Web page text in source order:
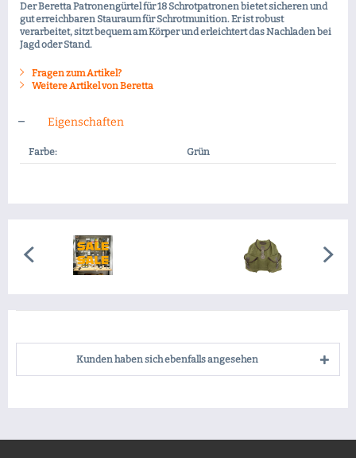
Der Beretta Patronengürtel für 18 Schrotpatronen bietet sicheren und
gut erreichbaren Stauraum für Schrotmunition. Er ist robust
verarbeitet, sitzt bequem am Körper und erleichtert das Nachladen bei
Jagd oder Stand.
Fragen zum Artikel?
Weitere Artikel von Beretta
Eigenschaften
Farbe: Grün
Kunden haben sich ebenfalls angesehen